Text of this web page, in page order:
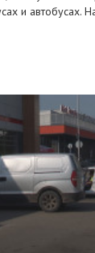
и автобусах.